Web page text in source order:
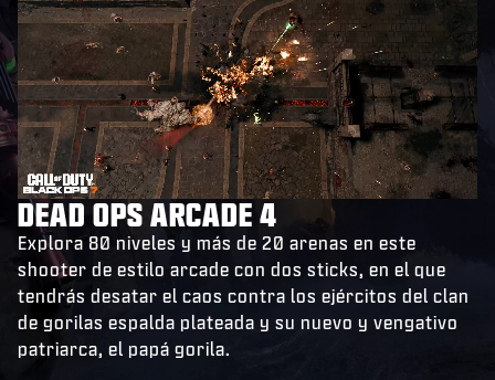
DEAD OPS ARCADE 4
Explora 80 niveles y más de 20 arenas en este
shooter de estilo arcade con dos sticks, en el que
tendrás desatar el caos contra los ejércitos del clan
de gorilas espalda plateada y su nuevo y vengativo
patriarca, el papá gorila.